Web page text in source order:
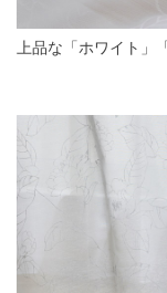
上品な「ホワイト」